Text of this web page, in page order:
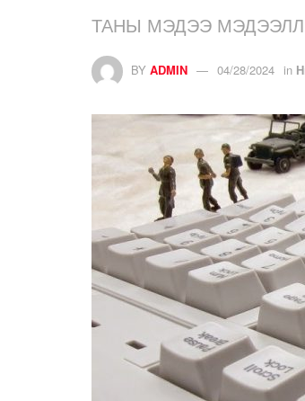
ТАНЫ МЭДЭЭ
BY ADMIN 04/28/2024 in